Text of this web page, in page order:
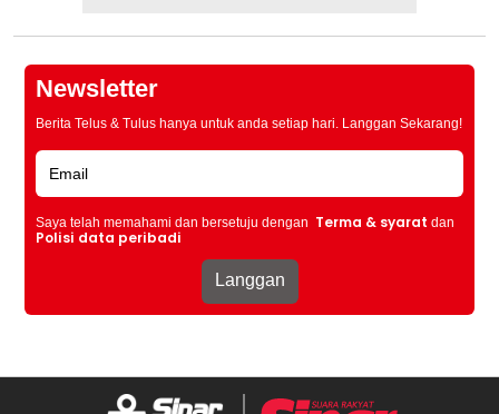
Newsletter
Berita Telus & Tulus hanya untuk anda setiap hari. Langgan Sekarang!
Saya telah memahami dan bersetuju dengan Terma & syarat dan
Polisi data peribadi